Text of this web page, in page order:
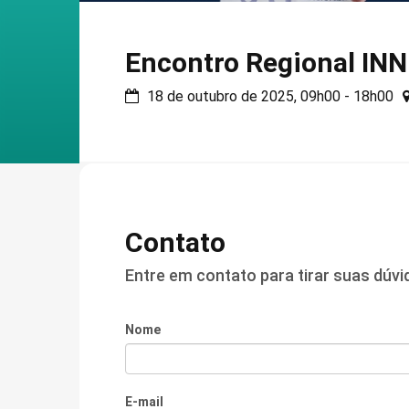
Encontro Regional
18 de outubro de 2025, 09h00 - 18h00
Contato
Entre em contato para tirar suas
Nome
E-mail